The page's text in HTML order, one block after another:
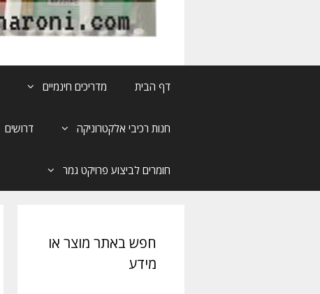
דף הבית מדריכים חינמיים
חנות רכיבי אלקטרוניקה דרושים
חומרים לביצוע פרויקט גמר
חפש באתר מוצר או
מידע